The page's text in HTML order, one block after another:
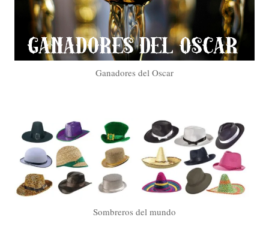
Ganadores del Oscar
Sombreros del mundo